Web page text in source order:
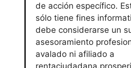
de acción específico.
sólo tiene fines
debe considerarse un
asesoramiento
avalado ni afiliado a